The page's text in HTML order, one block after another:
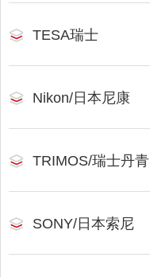
TESA瑞士
Nikon/日本尼康
TRIMOS/瑞士丹青
SONY/日本索尼